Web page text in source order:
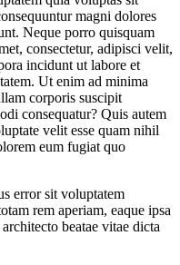
magni dolores
Neque porro quisquam
consectetur, adipisci velit,
incidunt ut labore et
Ut enim ad minima
corporis suscipit
consequatur? Quis autem
velit esse quam nihil
eum fugiat quo
error sit voluptatem
rem aperiam, eaque ipsa
beatae vitae dicta